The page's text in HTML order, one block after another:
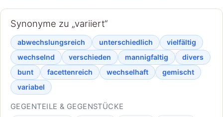
Synonyme zu „variiert“
abwechslungsreich unterschiedlich
vielfältig
wechselnd
verschieden mannigfaltig
divers
bunt
facettenreich wechselhaft
gemischt
variabel
GEGENTEILE & GEGENSTÜCKE